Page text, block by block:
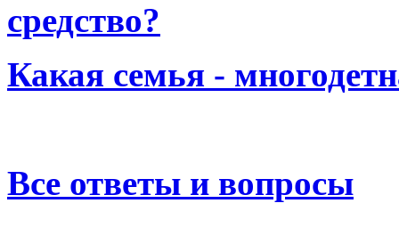
средство?
Какая семья -
Все ответы и вопросы